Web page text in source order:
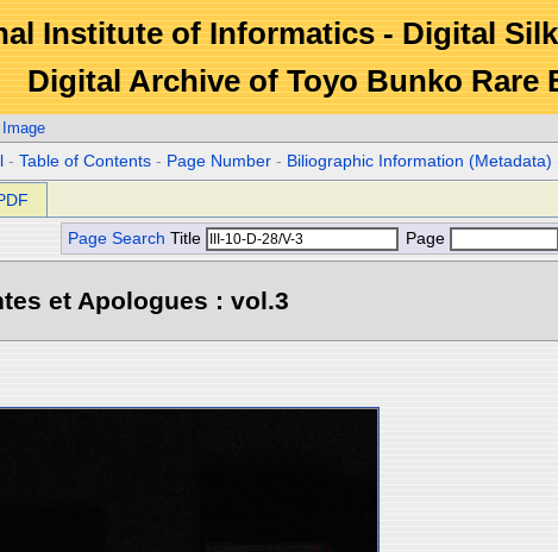
Institute of Informatics - Digital
Digital Archive of Toyo Bunko Rare
-Table of Contents - Page Number - Biliographic Information (Metadata)
Page Search Title Page
et Apologues : vol.3